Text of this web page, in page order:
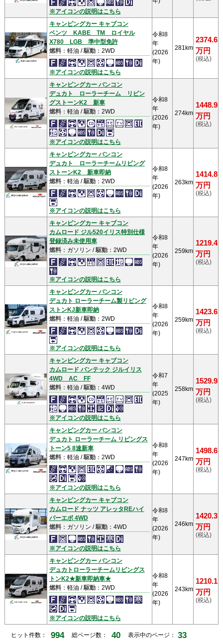
※アイコンの説明はこちら
キャンピングカー キャブコン
ベンツ KABE TM ロイヤル
X780 LGB 準中型免許
燃料：軽油 /駆動：2WD
※アイコンの説明はこちら
令和8
年
(2026
年)
281km
2374.6
万円
(税込)
キャンピングカー バンコン
デュカト ローラーチーム リビン
グストーンK2 新車
燃料：軽油 /駆動：2WD
※アイコンの説明はこちら
令和8
年
(2026
年)
274km
1448.9
万円
(税込)
キャンピングカー バンコン
デュカト ローラーチームリビング
ストーンK2 新車即納
燃料：軽油 /駆動：2WD
※アイコンの説明はこちら
令和8
年
(2026
年)
263km
1414.8
万円
(税込)
キャンピングカー キャブコン
カムロード ジル520イリス特別仕様
登録済み未使用車
燃料：ガソリン /駆動：2WD
※アイコンの説明はこちら
令和8
年
(2026
年)
259km
1219.4
万円
(税込)
キャンピングカー バンコン
デュカト ローラーチーム製リビング
ストンKJ新車即納
燃料：軽油 /駆動：2WD
※アイコンの説明はこちら
令和8
年
(2026
年)
259km
1423.6
万円
(税込)
キャンピングカー キャブコン
カムロード バンテック ジルイリス
4WD AC FF
燃料：軽油 /駆動：4WD
※アイコンの説明はこちら
令和7
年
(2025
年)
258km
1529.9
万円
(税込)
キャンピングカー バンコン
デュカト ローラーチーム リビングス
トーン5 8速新車
燃料：軽油 /駆動：2WD
※アイコンの説明はこちら
令和8
年
(2026
年)
247km
1498.6
万円
(税込)
キャンピングカー キャブコン
カムロード ナッツ アレッタREハイ
パーエボ 4WD
燃料：ガソリン /駆動：4WD
※アイコンの説明はこちら
令和8
年
(2026
年)
246km
1420.3
万円
(税込)
キャンピングカー バンコン
デュカトローラーチームリビングス
トンK2★新車即納車★
燃料：軽油 /駆動：2WD
※アイコンの説明はこちら
令和8
年
(2026
年)
243km
1210.1
万円
(税込)
ヒット件数： 994 総ページ数： 40 表示中のページ： 33